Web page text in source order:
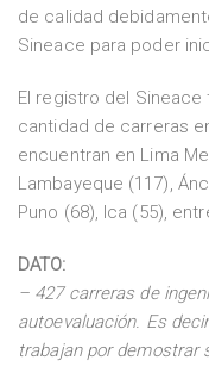
de calidad
Sineace para poder
El registro del
cantidad de carreras
encuentran en Lima
Lambayeque (117),
Puno (68), Ica (55),
DATO:
– 427 carreras de
autoevaluación. Es
trabajan por demostrar